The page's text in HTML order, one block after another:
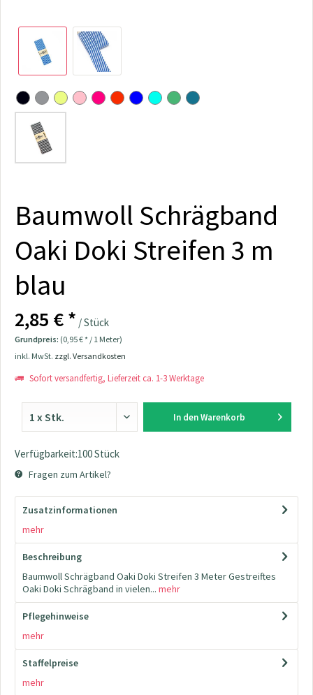
Baumwoll Schrägband
Oaki Doki Streifen 3 m
blau
2,85 € * / Stück
Grundpreis: (0,95 € * / 1 Meter)
inkl. MwSt. zzgl. Versandkosten
Sofort versandfertig, Lieferzeit ca. 1-3 Werktage
In den Warenkorb
Verfügbarkeit:100 Stück
Fragen zum Artikel?
Zusatzinformationen
mehr
Beschreibung
Baumwoll Schrägband Oaki Doki Streifen 3 Meter Gestreiftes
Oaki Doki Schrägband in vielen... mehr
Pflegehinweise
mehr
Staffelpreise
mehr